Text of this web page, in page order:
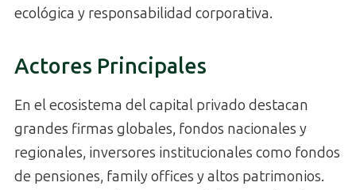
ecológica y responsabilidad corporativa.
Actores Principales
En el ecosistema del capital privado destacan
grandes firmas globales, fondos nacionales y
regionales, inversores institucionales como fondos
de pensiones, family offices y altos patrimonios.